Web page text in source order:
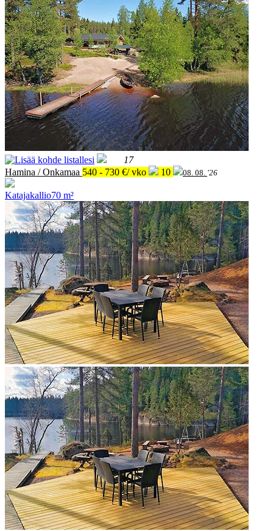
17
Hamina / Onkamaa 540 - 730 €/ vko 10 08. 08. '26
Katajakallio70 m²